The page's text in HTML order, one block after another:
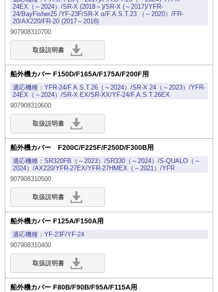
24EX（～2024）/SR-X (2018～)/SR-X (～2017)/YFR-
24/BayFisher25 /YF-23F/SR-X α/F.A.S.T.23 （～2020）/FR-
20/AX220/FR-20 (2017～2018)
907908310700
船外機カバー F150D/F165A/F175A/F200F用
YFR-24/F.A.S.T.26（～2024）/SR-X 24（～2023）/YFR-
24EX（～2024）/SR-X EX/SR-XX/YF-24/F.A.S.T.26EX
907908310600
船外機カバー F200C/F225F/F250D/F300B用
SR320FB（～2023）/SR330（～2024）/S-QUALO（～
2024）/AX220/YFR-27EX/YFR-27HMEX（～2021）/YFR
907908310500
船外機カバー F125A/F150A用
YF-23F/YF-24
907908310400
船外機カバー F80B/F90B/F95A/F115A用